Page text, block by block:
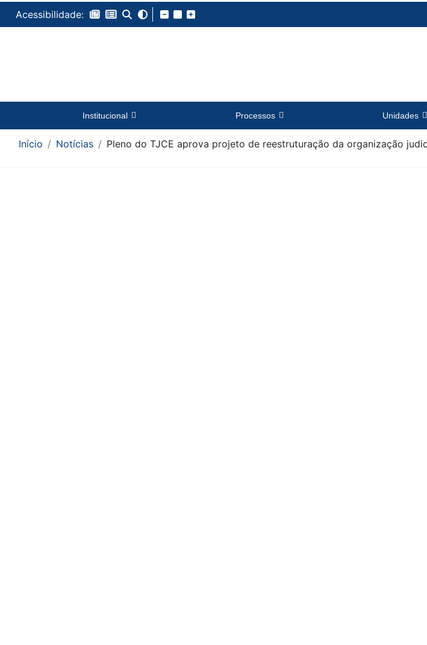
Acessibilidade:
Institucional Processos Unidades
Início Notícias Pleno do TJCE aprova projeto de reestruturação da organização